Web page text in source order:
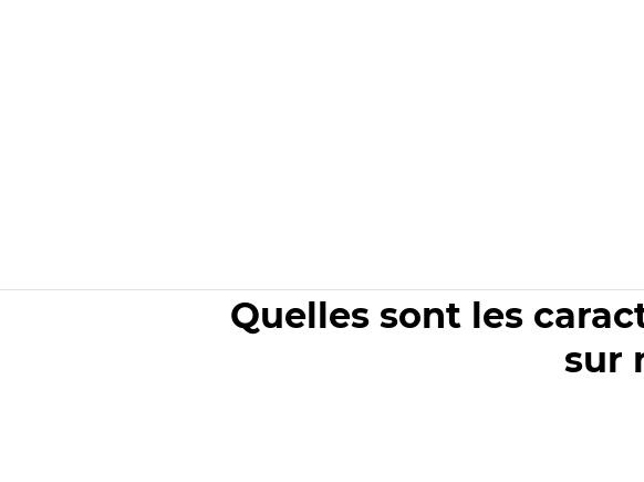
Quelles sont les
sur